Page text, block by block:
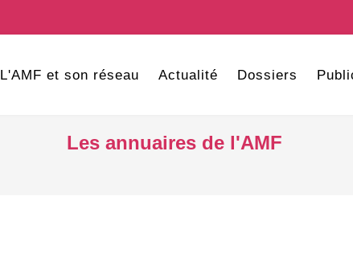
L'AMF et son réseau Actualité Dossiers
Les annuaires de l'AMF